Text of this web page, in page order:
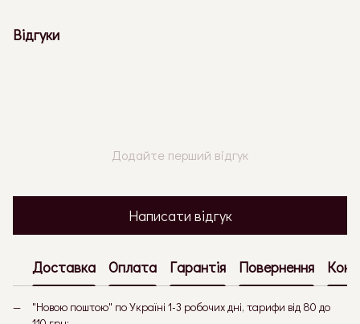
Відгуки
Додайте перший відгук
Написати відгук
Доставка Оплата Гарантія Повернення
"Новою поштою" по Україні 1-3 робочих дні, тарифи від 80 до